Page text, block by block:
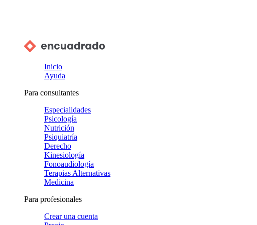
Inicio
Ayuda
Para consultantes
Especialidades
Psicología
Nutrición
Psiquiatría
Derecho
Kinesiología
Fonoaudiología
Terapias Alternativas
Medicina
Para profesionales
Crear una cuenta